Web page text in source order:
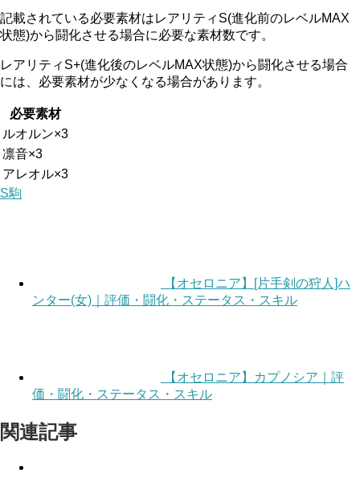
記載されている必要素材はレアリティS(進化前のレベルMAX
状態)から闘化させる場合に必要な素材数です。
レアリティS+(進化後のレベルMAX状態)から闘化させる場合
には、必要素材が少なくなる場合があります。
必要素材
ルオルン×3
凛音×3
アレオル×3
S駒
【オセロニア】[片手剣の狩人]ハ
ンター(女)｜評価・闘化・ステータス・スキル
【オセロニア】カプノシア｜評
価・闘化・ステータス・スキル
関連記事